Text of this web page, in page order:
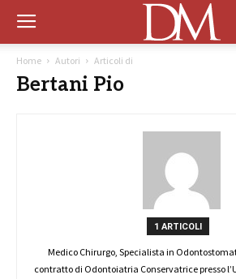
Home Autori Articoli di
Bertani Pio
1 ARTICOLI
Medico Chirurgo, Specialista in
contratto di Odontoiatria Conservatrice presso